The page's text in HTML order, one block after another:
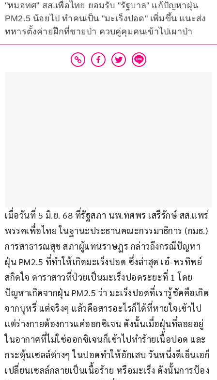
"หมอทศ" สส.เพื่อไทย ยอมรับ "รัฐบาล" แก้ปัญหาฝุ่น
PM2.5 น้อยไป ทำคนเป็น "มะเร็งปอด" เพิ่มขึ้น แนะส่ง
ทหารตั้งค่ายฝึกที่ชายป่า ควบคู่คุมคนเข้าไปเผาป่า
เมื่อวันที่ 5 มิ.ย. 68 ที่รัฐสภา นพ.ทศพร เสรีรักษ์ สส.แพร่
พรรคเพื่อไทย ในฐานะประธานคณะกรรมาธิการ (กมธ.)
การสาธารณสุข สภาผู้แทนราษฎร กล่าวถึงกรณีปัญหา
ฝุ่น PM2.5 ที่ทำให้เกิดมะเร็งปอด ซึ่งล่าสุด เอ๋-พรทิพย์
สกิดใจ ดาราสาวที่ป่วยเป็นมะเร็งปอดระยะที่ 1 โดย
ปัญหาเกิดจากฝุ่น PM2.5 ว่า มะเร็งปอดที่เรารู้ชัดคือเกิด
จากบุหรี่ แต่จริงๆ แล้วคือสารอะไรก็ได้ที่หายใจเข้าไป
แต่ร่างกายต้องการแค่ออกซิเจน ดังนั้นเมื่อฝุ่นที่ลอยอยู่
ในอากาศที่ไม่ใช่ออกซิเจนก็เข้าไปทำร้ายเนื้อปอด และ
กระตุ้นเซลล์ต่างๆ ในปอดทำให้อักเสบ วันหนึ่งดีเอ็นเอก็
เปลี่ยนเซลล์กลายเป็นเนื้อร้าย หรือมะเร็ง ดังนั้นการป้อง